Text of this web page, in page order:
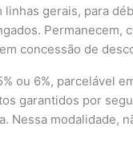
gerais, para
concessão de
ou 6%, parcelável
garantidos por
modalidade,